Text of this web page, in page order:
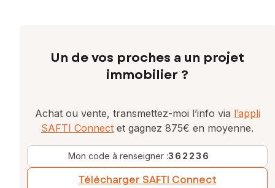
Un de vos proches a un projet
immobilier ?
Achat ou vente, transmettez-moi l’info via l’appli
SAFTI Connect et gagnez 875€ en moyenne.
Mon code à renseigner :362236
Télécharger SAFTI Connect